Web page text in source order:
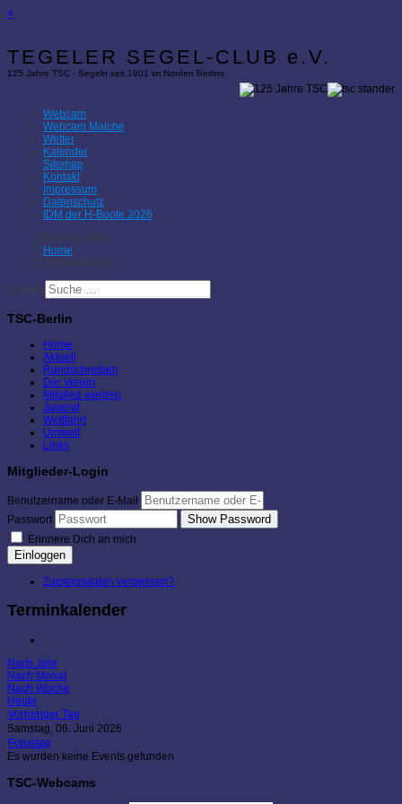
×
TEGELER SEGEL-CLUB e.V.
125 Jahre TSC - Segeln seit 1901 im Norden Berlins
Webcam
Webcam Malche
Wetter
Kalender
Sitemap
Kontakt
Impressum
Datenschutz
IDM der H-Boote 2026
Aktuelle Seite:
Home
TSC-Kalender
Suchen
TSC-Berlin
Home
Aktuell
Rundschreiben
Der Verein
Mitglied werden
Jugend
Wettfahrt
Umwelt
Links
Mitglieder-Login
Benutzername oder E-Mail
Passwort
Show Password
Erinnere Dich an mich
Einloggen
Zugangsdaten vergessen?
Terminkalender
Nach Jahr
Nach Monat
Nach Woche
Heute
Vorheriger Tag
Samstag, 06. Juni 2026
Folgetag
Es wurden keine Events gefunden
TSC-Webcams